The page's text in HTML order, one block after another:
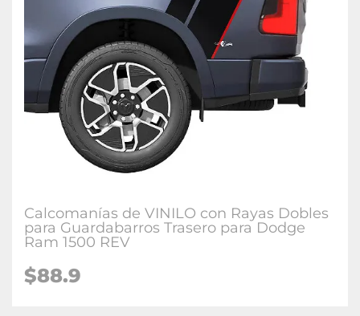
Calcomanías de VINILO con Rayas Dobles
para Guardabarros Trasero para Dodge
Ram 1500 REV
$88.9